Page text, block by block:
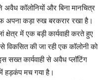
कॉलोनियों और बिना मानचित्र
अपना कड़ा रुख बरकरार रखा है।
में एक बड़ी कार्यवाही करते हुए
की जा रही एक कॉलोनी को
सख्त कार्यवाही से अवैध प्लॉटिंग
हड़कंप मच गया है।